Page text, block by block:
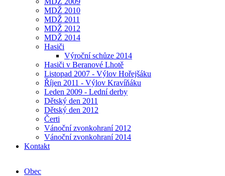
MDŽ 2010
MDŽ 2011
MDŽ 2012
MDŽ 2014
Hasiči
Výroční schůze 2014
Hasiči v Beranové Lhotě
Listopad 2007 - Výlov Hořejšáku
Říjen 2011 - Výlov Kravíňáku
Leden 2009 - Lední derby
Dětský den 2011
Dětský den 2012
Čerti
Vánoční zvonkohraní 2012
Vánoční zvonkohraní 2014
Kontakt
Obec